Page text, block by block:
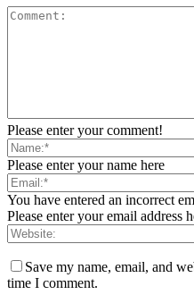
Please enter your comment!
Please enter your name here
You have entered an incorrect
Please enter your email address
Save my name, email, and
time I comment.